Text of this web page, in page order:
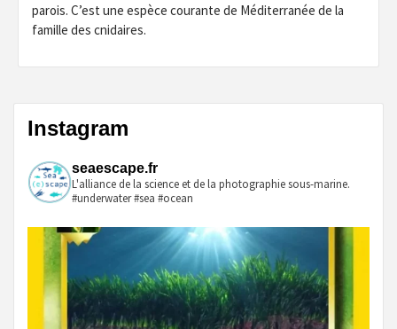
parois. C’est une espèce courante de Méditerranée de la
famille des cnidaires.
Instagram
seaescape.fr
L'alliance de la science et de la photographie sous-marine.
#underwater #sea #ocean